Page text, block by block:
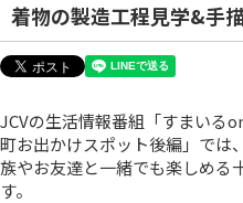
着物の製造工程見学&手
JCVの生活情報番組「すまいる
町お出かけスポット後編」では
族やお友達と一緒でも楽しめる
す。